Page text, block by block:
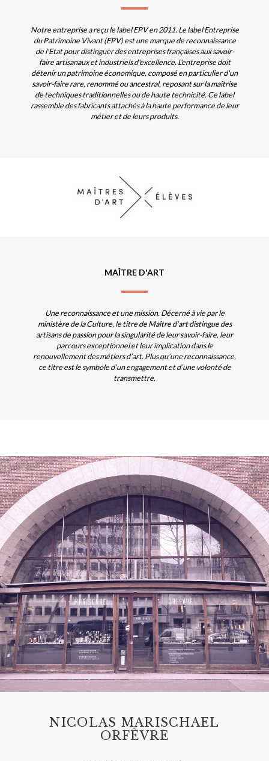
Notre entreprise a reçu le label EPV en 2011. Le label Entreprise
du Patrimoine Vivant (EPV) est une marque de reconnaissance
de l'Etat pour distinguer des entreprises françaises aux savoir-
faire artisanaux et industriels d'excellence. L'entreprise doit
détenir un patrimoine économique, composé en particulier d'un
savoir-faire rare, renommé ou ancestral, reposant sur la maîtrise
de techniques traditionnelles ou de haute technicité. Ce label
rassemble des fabricants attachés à la haute performance de leur
métier et de leurs produits.
MAÎTRE D'ART
Une reconnaissance et une mission. Décerné à vie par le
ministère de la Culture, le titre de Maître d’art distingue des
artisans de passion pour la singularité de leur savoir-faire, leur
parcours exceptionnel et leur implication dans le
renouvellement des métiers d’art. Plus qu’une reconnaissance,
ce titre est le symbole d’un engagement et d’une volonté de
transmettre.
NICOLAS MARISCHAEL
ORFÈVRE